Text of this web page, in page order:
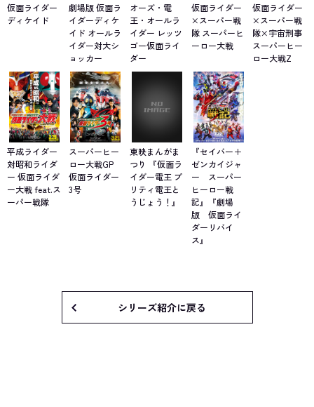
仮面ライダー
ディケイド
劇場版 仮面ラ
イダーディケ
イド オールラ
イダー対大シ
ョッカー
オーズ・電
王・オールラ
イダー レッツ
ゴー仮面ライ
ダー
仮面ライダー
×スーパー戦
隊 スーパーヒ
ーロー大戦
仮面ライダー
×スーパー戦
隊×宇宙刑事
スーパーヒー
ロー大戦Z
平成ライダー
対昭和ライダ
ー 仮面ライダ
ー大戦 feat.ス
ーパー戦隊
スーパーヒー
ロー大戦GP
仮面ライダー
3号
東映まんがま
つり 『仮面ラ
イダー電王 プ
リティ電王と
うじょう！』
『セイバー＋
ゼンカイジャ
ー スーパー
ヒーロー戦
記』『劇場
版 仮面ライ
ダーリバイ
ス』
シリーズ紹介に戻る